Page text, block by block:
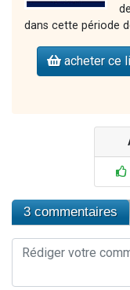
dans cette période
acheter ce
3 commentaires